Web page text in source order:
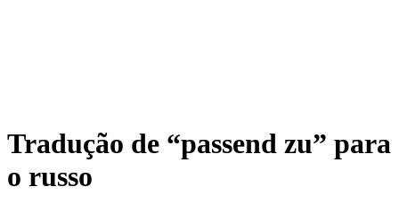
Tradução de “passend zu” para
o russo